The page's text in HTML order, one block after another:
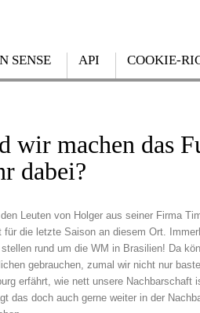
SENSE API COOKIE-
wir machen das
dabei?
Leuten von Holger aus seiner Firma
die letzte Saison an diesem Ort.
rund um die WM in Brasilien! Da
gebrauchen, zumal wir nicht nur
erfährt, wie nett unsere Nachbarschaft
das doch auch gerne weiter in der